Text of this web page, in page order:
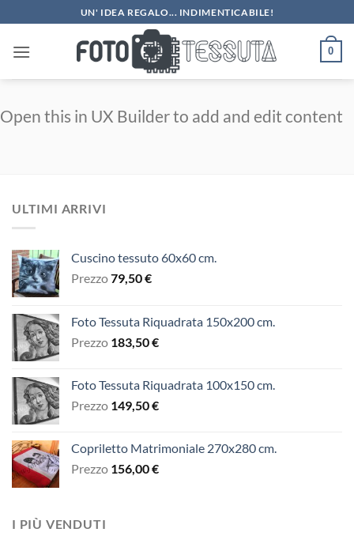
ai
contenuti
UN' IDEA REGALO... INDIMENTICABILE!
0
Open this in UX Builder to add and edit content
ULTIMI ARRIVI
Cuscino tessuto 60x60 cm.
Prezzo79,50€
Foto Tessuta Riquadrata 150x200 cm.
Prezzo 183,50€
Foto Tessuta Riquadrata 100x150 cm.
Prezzo 149,50€
Copriletto Matrimoniale 270x280 cm.
Prezzo 156,00€
I PIÙ VENDUTI